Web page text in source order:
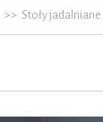
>> Stoły jadalniane